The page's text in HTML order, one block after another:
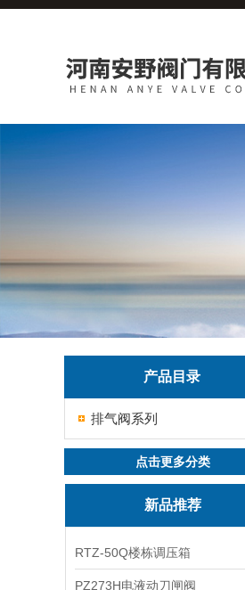
产品目录
排气阀系列
点击更多分类
新品推荐
RTZ-50Q楼栋调压箱
PZ273H电液动刀闸阀